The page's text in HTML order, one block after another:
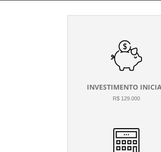
INVESTIMENTO
R$ 129.000